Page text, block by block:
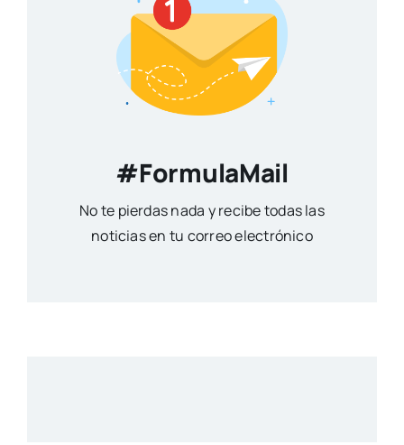
#FormulaMail
No te pierdas nada y recibe todas las
noticias en tu correo electrónico